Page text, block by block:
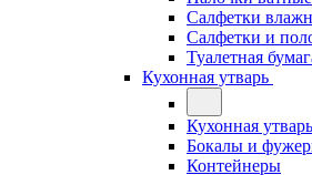
Салфетки
Салфетки и
Туалетная
Кухонная утварь
Кухонная утварь
Бокалы и
Контейнеры